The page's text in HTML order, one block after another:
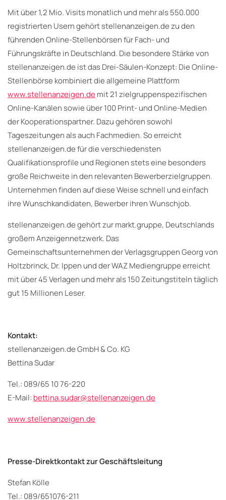
Mit über 1,2 Mio. Visits monatlich und mehr als 550.000
registrierten Usern gehört stellenanzeigen.de zu den
führenden Online-Stellenbörsen für Fach- und
Führungskräfte in Deutschland. Die besondere Stärke von
stellenanzeigen.de ist das Drei-Säulen-Konzept: Die Online-
Stellenbörse kombiniert die allgemeine Plattform
www.stellenanzeigen.demit 21 zielgruppenspezifischen
Online-Kanälen sowie über 100 Print- und Online-Medien
der Kooperationspartner. Dazu gehören sowohl
Tageszeitungen als auch Fachmedien. So erreicht
stellenanzeigen.de für die verschiedensten
Qualifikationsprofile und Regionen stets eine besonders
große Reichweite in den relevanten Bewerberzielgruppen.
Unternehmen finden auf diese Weise schnell und einfach
ihre Wunschkandidaten, Bewerber ihren Wunschjob.
stellenanzeigen.de gehört zur markt.gruppe, Deutschlands
großem Anzeigennetzwerk. Das
Gemeinschaftsunternehmen der Verlagsgruppen Georg von
Holtzbrinck, Dr. Ippen und der WAZ Mediengruppe erreicht
mit über 45 Verlagen und mehr als 150 Zeitungstiteln täglich
gut 15 Millionen Leser.
Kontakt:
stellenanzeigen.de GmbH & Co. KG
Bettina Sudar
Tel.: 089/65 10 76-220
E-Mail: bettina.sudar@stellenanzeigen.de
www.stellenanzeigen.de
Presse-Direktkontakt zur Geschäftsleitung
Stefan Kölle
Tel.: 089/651076-211